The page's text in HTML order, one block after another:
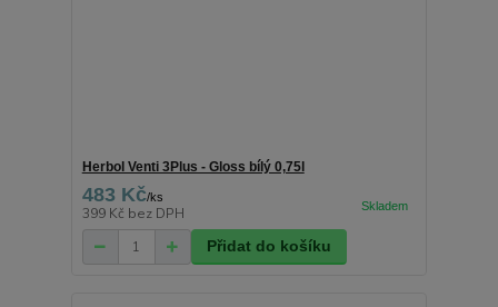
Herbol Venti 3Plus - Gloss bílý 0,75l
483 Kč/ks
399 Kč bez DPH
Přidat do košíku